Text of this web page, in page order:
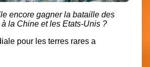
encore gagner la bataille des
la Chine et les Etats-Unis ?
pour les terres rares a